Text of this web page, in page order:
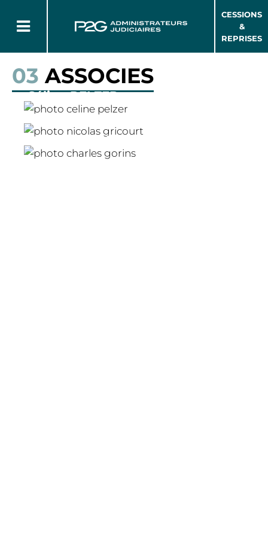
CESSIONS
&
REPRISES
03 ASSOCIES
Céline PELZER
Nicolas GRICOURT
Charles GORINS